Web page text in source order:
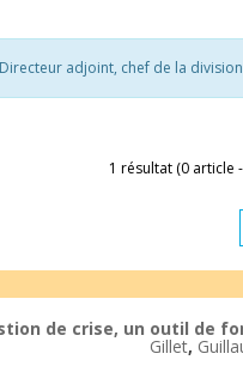
adjoint, chef de la
1 résultat (0 article
de crise, un outil de
Gillet,